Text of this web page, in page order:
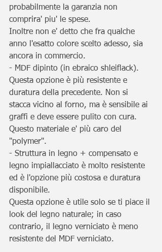
probabilmente la garanzia non
comprira' piu' le spese.
Inoltre non e' detto che fra qualche
anno l'esatto colore scelto adesso, sia
ancora in commercio.
- MDF dipinto (in ebraico shleiflack).
Questa opzione è più resistente e
duratura della precedente. Non si
stacca vicino al forno, ma è sensibile ai
graffi e deve essere pulito con cura.
Questo materiale e' più caro del
"polymer".
- Struttura in legno + compensato e
legno impiallacciato è molto resistente
ed è l'opzione più costosa e duratura
disponibile.
Questa opzione è utile solo se ti piace il
look del legno naturale; in caso
contrario, il legno verniciato è meno
resistente del MDF verniciato.